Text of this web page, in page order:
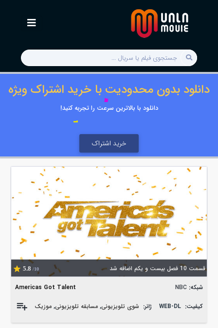
دانلود بدون محدودیت با خرید اشتراک ویژه
دانلود با بالاترین سرعت را تجربه کنید!
خرید اشتراک
قسمت 10 فصل بیست و یکم اضافه شد 5.8 /10
Americas Got Talent شبکه: NBC
کیفیت: WEB-DL ژانر: شوی تلویزیونی, مسابقه تلویزیونی, موزیک